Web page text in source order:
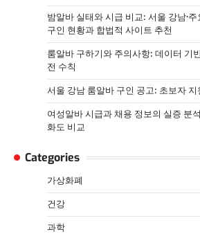
밤알바 실태와 시급 비교: 서울 강남·
구인 현황과 합법적 사이트 추천
룸알바 구하기와 주의사항: 데이터 기
전 수칙
서울 강남 룸알바 구인 공고: 초보자
여성알바 시급과 채용 정보의 실증 분
화도 비교
Categories
가상화폐
건강
과학